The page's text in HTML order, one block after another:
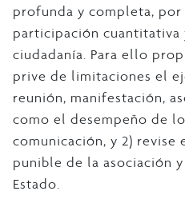
profunda y completa, por
participación
ciudadanía. Para ello
prive de limitaciones el
reunión, manifestación,
como el desempeño de
comunicación, y 2) revise
punible de la asociación
Estado.